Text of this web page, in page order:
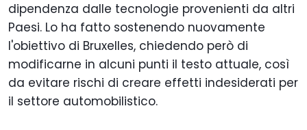
dipendenza dalle tecnologie provenienti da altri
Paesi. Lo ha fatto sostenendo nuovamente
l'obiettivo di Bruxelles, chiedendo però di
modificarne in alcuni punti il testo attuale, così
da evitare rischi di creare effetti indesiderati per
il settore automobilistico.